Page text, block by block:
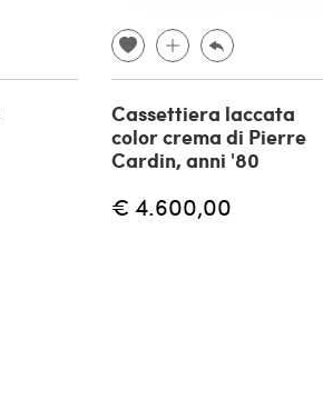
Cassettiera laccata
color crema di Pierre
Cardin, anni '80
€ 4.600,00